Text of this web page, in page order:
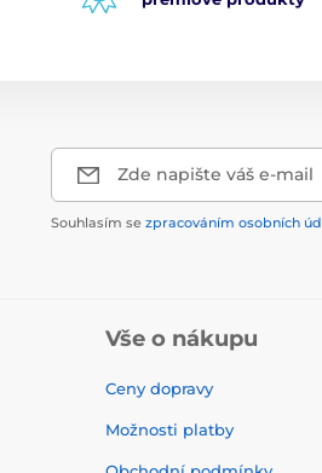
Zde napište váš e-mail
Souhlasím se zpracováním osobních
Vše o nákupu
Ceny dopravy
Možnosti platby